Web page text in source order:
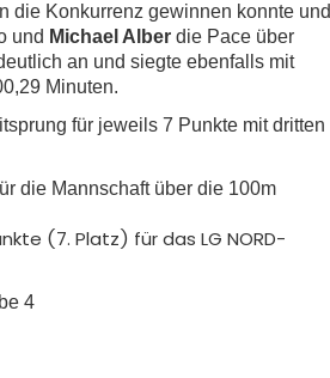
die Konkurrenz gewinnen konnte und
und Michael Alber die Pace über
an und siegte ebenfalls mit
Minuten.
für jeweils 7 Punkte mit dritten
die Mannschaft über die 100m
(7. Platz) für das LG NORD-
4